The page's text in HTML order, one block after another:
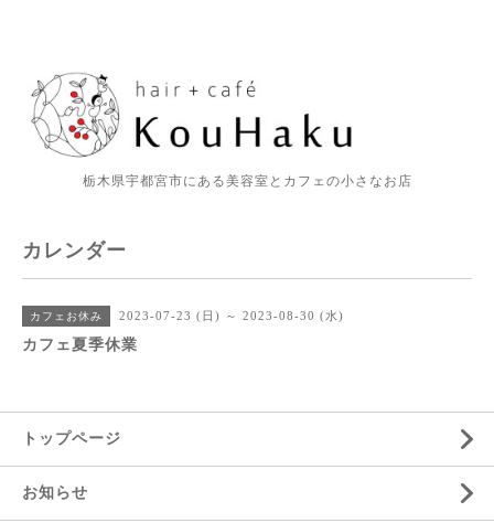
栃木県宇都宮市にある美容室とカフェの小さなお店
カレンダー
カフェお休み 2023-07-23 (日) ～ 2023-08-30 (水)
カフェ夏季休業
トップページ
お知らせ